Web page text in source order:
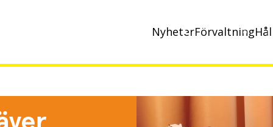
NyheterFörvaltning